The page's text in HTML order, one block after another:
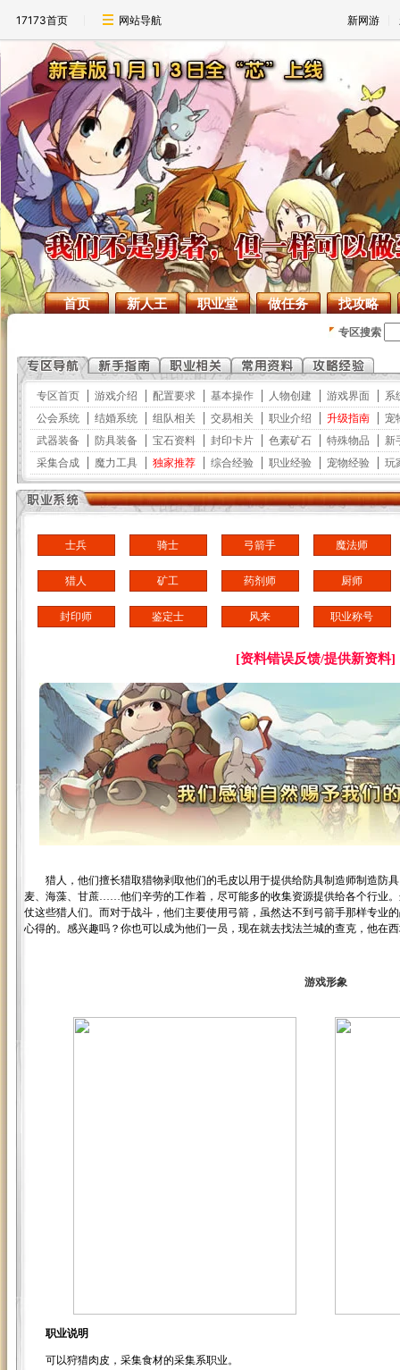
17173首页 网站导航 新网游
首页 新人王 职业堂 做任务 找攻略
士兵 骑士 弓箭手 魔法师
猎人 矿工 药剂师 厨师
封印师 鉴定士 风来 职业称号
[资料错误反馈/提供新资料]
猎人，他们擅长猎取猎物剥取他们的毛皮以用于提供给防具制造师制造防
麦、海藻、甘蔗……他们辛劳的工作着，尽可能多的收集资源提供给各个行业
仗这些猎人们。而对于战斗，他们主要使用弓箭，虽然达不到弓箭手那样专业
心得的。感兴趣吗？你也可以成为他们一员，现在就去找法兰城的查克，他在
游戏形象
职业说明
可以狩猎肉皮，采集食材的采集系职业。